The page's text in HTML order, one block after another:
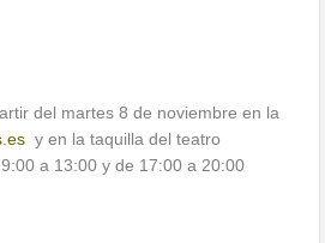
del martes 8 de noviembre en la
y en la taquilla del teatro
a 13:00 y de 17:00 a 20:00